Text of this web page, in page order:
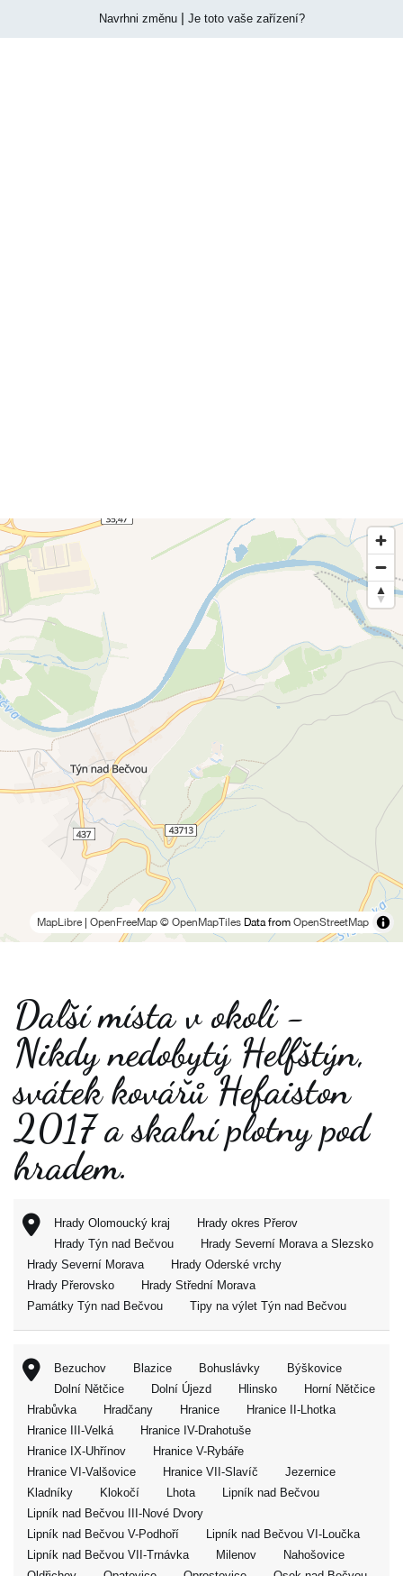
Navrhni změnu| Je toto vaše zařízení?
MapLibre OpenFreeMap © OpenMapTiles Data from OpenStreetMap
Další místa v okolí -
Nikdy nedobytý Helfštýn,
svátek kovářů Hefaiston
2017 a skalní plotny pod
hradem.
Hrady Olomoucký kraj
Hrady okres Přerov
Hrady Týn nad Bečvou
Hrady Severní Morava a Slezsko
Hrady Severní Morava
Hrady Oderské vrchy
Hrady Přerovsko
Hrady Střední Morava
Památky Týn nad Bečvou
Tipy na výlet Týn nad Bečvou
Bezuchov Blazice Bohuslávky
Býškovice
Dolní Nětčice
Dolní Újezd Hlinsko
Horní Nětčice
Hrabůvka
Hradčany Hranice
Hranice II-Lhotka
Hranice III-Velká
Hranice IV-Drahotuše
Hranice IX-Uhřínov
Hranice V-Rybáře
Hranice VI-Valšovice
Hranice VII-Slavíč
Jezernice
Kladníky
Klokočí Lhota
Lipník nad Bečvou
Lipník nad Bečvou III-Nové Dvory
Lipník nad Bečvou V-Podhoří
Lipník nad Bečvou VI-Loučka
Lipník nad Bečvou VII-Trnávka
Milenov
Nahošovice